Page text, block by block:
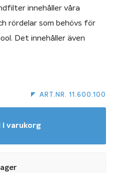
innehåller våra
rördelar som behövs för
Det innehåller även
ingår i
1-fas
ART.NR. 11.600.100
i varukorg